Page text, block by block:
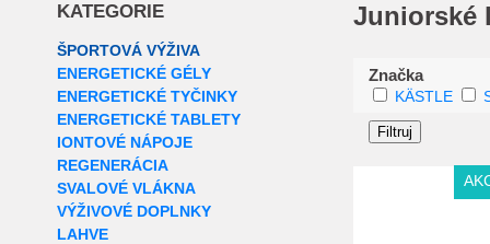
KATEGORIE
ŠPORTOVÁ VÝŽIVA
ENERGETICKÉ GÉLY
ENERGETICKÉ TYČINKY
ENERGETICKÉ TABLETY
IONTOVÉ NÁPOJE
REGENERÁCIA
SVALOVÉ VLÁKNA
VÝŽIVOVÉ DOPLNKY
LAHVE
Juniorské
Značka
KÄSTLE